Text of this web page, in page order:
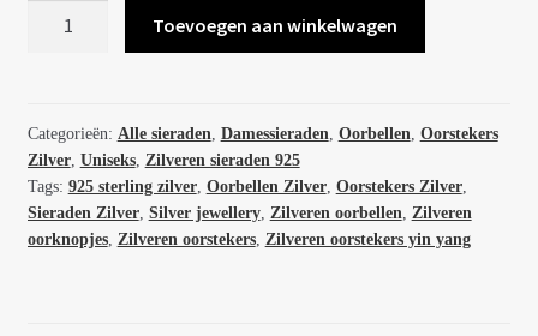
yang
5
mm
65490
aantal
Toevoegen aan winkelwagen
Categorieën: Alle sieraden, Damessieraden, Oorbellen, Oorstekers
Zilver, Uniseks, Zilveren sieraden 925
Tags: 925 sterling zilver, Oorbellen Zilver, Oorstekers Zilver,
Sieraden Zilver, Silver jewellery, Zilveren oorbellen, Zilveren
oorknopjes, Zilveren oorstekers, Zilveren oorstekers yin yang